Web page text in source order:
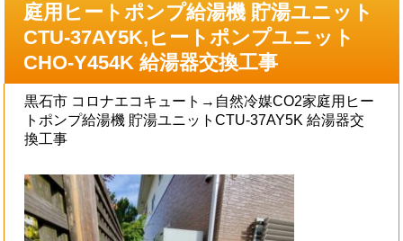
庭用ヒートポンプ給湯機 貯湯ユニット
CTU-37AY5K,ヒートポンプユニット
CHO-Y454K 給湯器交換工事
黒石市 コロナエコキュート→自然冷媒CO2家庭用ヒー
トポンプ給湯機 貯湯ユニットCTU-37AY5K 給湯器交
換工事